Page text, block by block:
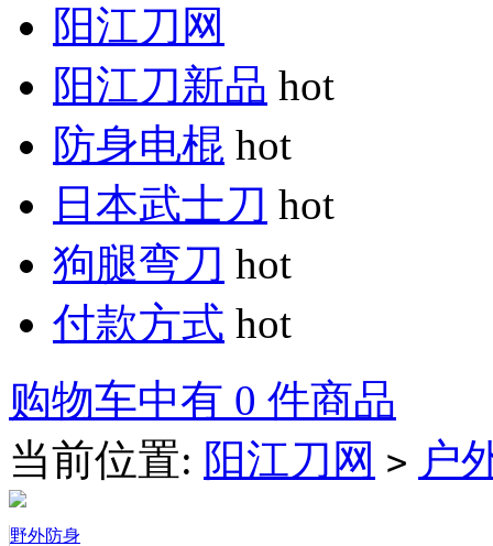
阳江刀网
阳江刀新品 hot
防身电棍 hot
日本武士刀 hot
狗腿弯刀 hot
付款方式 hot
购物车中有 0 件商品
当前位置: 阳江刀网 > 户
野外防身